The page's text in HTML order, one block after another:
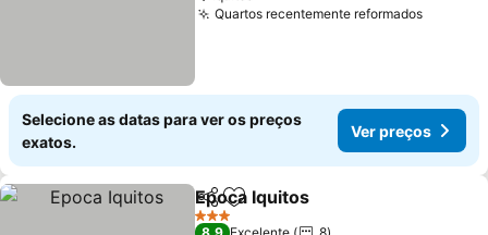
Quartos recentemente reformados
Selecione as datas para ver os preços
exatos.
Ver preços
PartilharAdicionar aos favoritos
Epoca Iquitos
3 Estrelas